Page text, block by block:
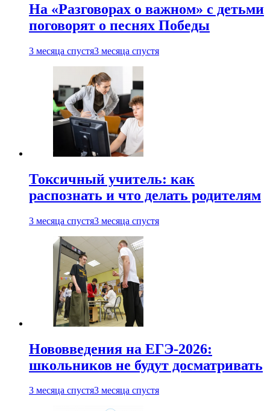
На «Разговорах о важном» с детьми
поговорят о песнях Победы
3 месяца спустя3 месяца спустя
Токсичный учитель: как
распознать и что делать родителям
3 месяца спустя3 месяца спустя
Нововведения на ЕГЭ-2026:
школьников не будут досматривать
3 месяца спустя3 месяца спустя